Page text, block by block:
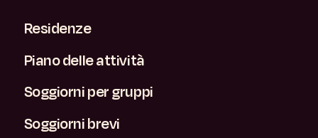
Residenze
Piano delle attività
Soggiorni per gruppi
Soggiorni brevi